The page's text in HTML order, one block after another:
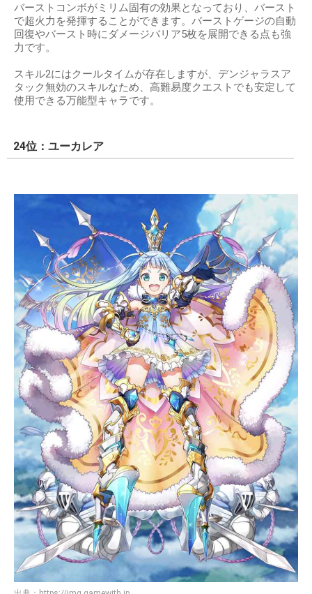
バーストコンボがミリム固有の効果となっており、バースト
で超火力を発揮することができます。バーストゲージの自動
回復やバースト時にダメージバリア5枚を展開できる点も強
力です。
スキル2にはクールタイムが存在しますが、デンジャラスア
タック無効のスキルなため、高難易度クエストでも安定して
使用できる万能型キャラです。
24位：ユーカレア